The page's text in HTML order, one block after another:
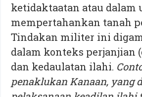
ketidaktaatan atau dalam
mempertahankan tanah
Tindakan militer ini
dalam konteks perjanjian
dan kedaulatan ilahi.
penaklukan Kanaan, yang